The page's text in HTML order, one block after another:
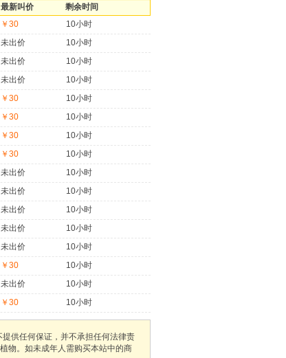
最新叫价
剩余时间
￥30
10小时
未出价
10小时
未出价
10小时
未出价
10小时
￥30
10小时
￥30
10小时
￥30
10小时
￥30
10小时
未出价
10小时
未出价
10小时
未出价
10小时
未出价
10小时
未出价
10小时
￥30
10小时
未出价
10小时
￥30 10小时
供任何保证，并不承担任何法律责
物。如未成年人需购买本站中的商